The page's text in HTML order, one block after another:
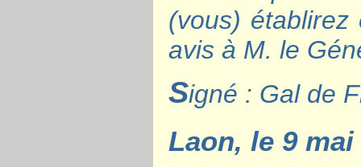
(vous)
avis à M. le
Signé : Gal de
Laon, le 9 mai